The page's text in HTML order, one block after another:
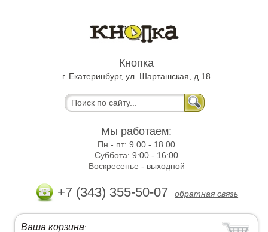
Кнопка
г. Екатеринбург, ул. Шарташская, д.18
Мы работаем:
Пн - пт:9.00 - 18.00
Суббота:9:00 - 16:00
Воскресенье - выходной
+7 (343) 355-50-07 обратная связь
Ваша корзина: